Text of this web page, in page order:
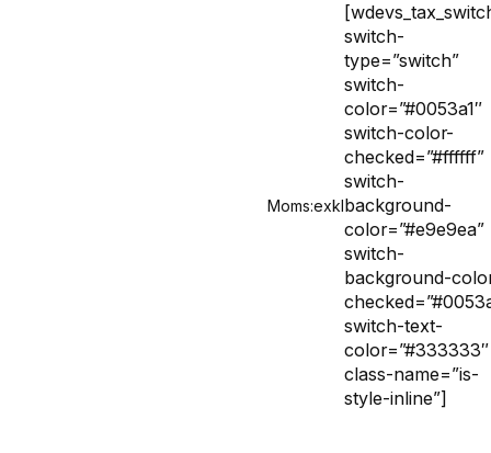
Moms:exkl
switch-
type=”switch”
switch-
color=”#0053a1″
switch-color-
checked=”#ffffff”
switch-
background-
color=”#e9e9ea”
switch-
background-
switch-text-
color=”#333333″
class-name=”is-
style-inline”]